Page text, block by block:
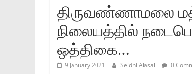
திருவண்ணாமலை
நிலையத்தில்
ஒத்திகை…
9 January 2021 Seidhi Alasal 0